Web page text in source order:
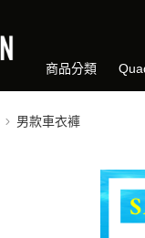
商品分類
男款車衣褲